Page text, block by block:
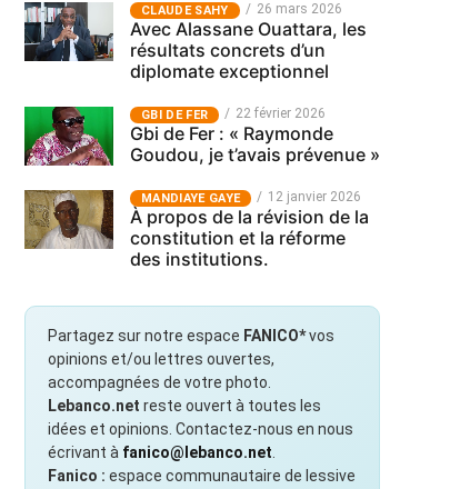
CLAUDE SAHY 26 mars 2026
Avec Alassane Ouattara, les
résultats concrets d’un
diplomate exceptionnel
GBI DE FER 22 février 2026
Gbi de Fer : « Raymonde
Goudou, je t’avais prévenue »
MANDIAYE GAYE 12 janvier 2026
À propos de la révision de la
constitution et la réforme
des institutions.
Partagez sur notre espace FANICO*vos
opinions et/ou lettres ouvertes,
accompagnées de votre photo.
Lebanco.net reste ouvert à toutes les
idées et opinions. Contactez-nous en nous
écrivant à fanico@lebanco.net
Fanico : espace communautaire de lessive